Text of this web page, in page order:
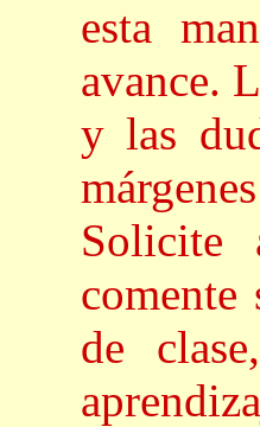
esta
avance.
y las
Solicite
comente
de